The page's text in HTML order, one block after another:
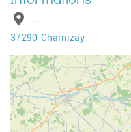
Adresse
--
Code postal
37290 Ville
Charnizay
Geolocalisation